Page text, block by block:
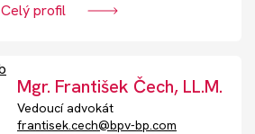
Celý profil
Mgr. František Čech, LL.M.
Vedoucí advokát
frantisek.cech@bpv-bp.com